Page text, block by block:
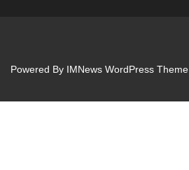
Powered By IMNews WordPress Theme